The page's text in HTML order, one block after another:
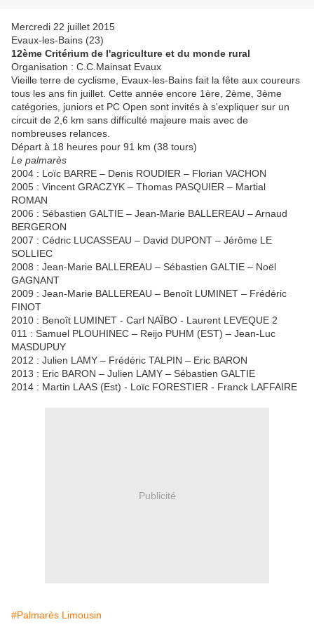
Mercredi 22 juillet 2015
Evaux-les-Bains (23)
12ème Critérium de l'agriculture et du monde rural
Organisation : C.C.Mainsat Evaux
Vieille terre de cyclisme, Evaux-les-Bains fait la fête aux coureurs
tous les ans fin juillet. Cette année encore 1ère, 2ème, 3ème
catégories, juniors et PC Open sont invités à s'expliquer sur un
circuit de 2,6 km sans difficulté majeure mais avec de
nombreuses relances.
Départ à 18 heures pour 91 km (38 tours)
Le palmarès
2004 : Loïc BARRE – Denis ROUDIER – Florian VACHON
2005 : Vincent GRACZYK – Thomas PASQUIER – Martial
ROMAN
2006 : Sébastien GALTIE – Jean-Marie BALLEREAU – Arnaud
BERGERON
2007 : Cédric LUCASSEAU – David DUPONT – Jérôme LE
SOLLIEC
2008 : Jean-Marie BALLEREAU – Sébastien GALTIE – Noël
GAGNANT
2009 : Jean-Marie BALLEREAU – Benoît LUMINET – Frédéric
FINOT
2010 : Benoît LUMINET - Carl NAÏBO - Laurent LEVEQUE 2
011 : Samuel PLOUHINEC – Reijo PUHM (EST) – Jean-Luc
MASDUPUY
2012 : Julien LAMY – Frédéric TALPIN – Eric BARON
2013 : Eric BARON – Julien LAMY – Sébastien GALTIE
2014 : Martin LAAS (Est) - Loïc FORESTIER - Franck LAFFAIRE
Publicité
#Palmarès Limousin